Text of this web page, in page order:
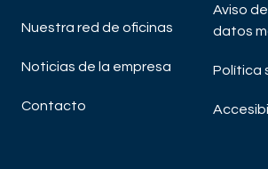
Nuestra red de oficinas
Noticias de la empresa
Contacto
Aviso
datos
Política